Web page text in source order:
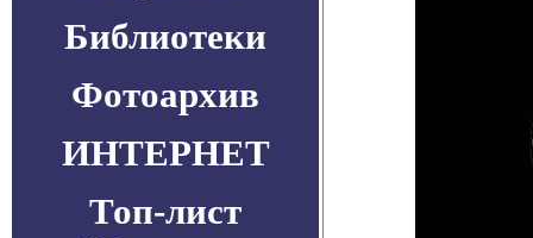
Библиотеки
Фотоархив
ИНТЕРНЕТ
Топ-лист